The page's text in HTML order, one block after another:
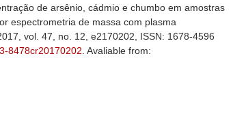
de arsênio, cádmio e chumbo em amostras
espectrometria de massa com plasma
vol. 47, no. 12, e2170202, ISSN: 1678-4596
8478cr20170202 . Avaliable from: